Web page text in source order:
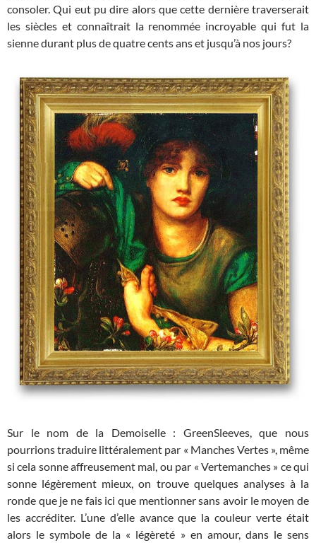
consoler. Qui eut pu dire alors que cette dernière traverserait
les siècles et connaîtrait la renommée incroyable qui fut la
sienne durant plus de quatre cents ans et jusqu’à nos jours?
Sur le nom de la Demoiselle : GreenSleeves, que nous
pourrions traduire littéralement par « Manches Vertes », même
si cela sonne affreusement mal, ou par « Vertemanches » ce qui
sonne légèrement mieux, on trouve quelques analyses à la
ronde que je ne fais ici que mentionner sans avoir le moyen de
les accréditer. L’une d’elle avance que la couleur verte était
alors le symbole de la « légèreté » en amour, dans le sens